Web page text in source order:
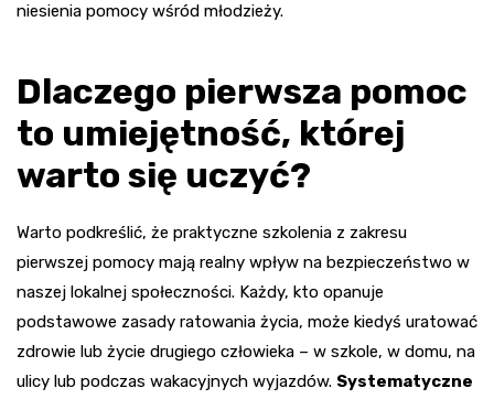
niesienia pomocy wśród młodzieży.
Dlaczego pierwsza pomoc
to umiejętność, której
warto się uczyć?
Warto podkreślić, że praktyczne szkolenia z zakresu
pierwszej pomocy mają realny wpływ na bezpieczeństwo w
naszej lokalnej społeczności. Każdy, kto opanuje
podstawowe zasady ratowania życia, może kiedyś uratować
zdrowie lub życie drugiego człowieka – w szkole, w domu, na
ulicy lub podczas wakacyjnych wyjazdów. Systematyczne